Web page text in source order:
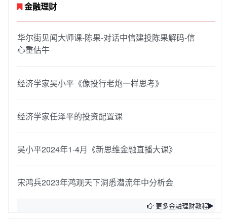
金融理财
华尔街见闻大师课-陈果-对话中信建投陈果解码-信
心重估牛
经济学家吴小平《像投行老炮一样思考》
经济学家任泽平的投资配置课
吴小平2024年1-4月《新思维金融直播大课》
宋鸿兵2023年鸿观天下洞悉潜流年中分析会
更多金融理财教程